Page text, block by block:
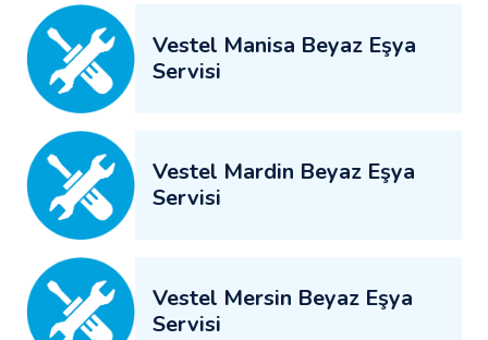
Vestel Manisa Beyaz Eşya
Servisi
Vestel Mardin Beyaz Eşya
Servisi
Vestel Mersin Beyaz Eşya
Servisi